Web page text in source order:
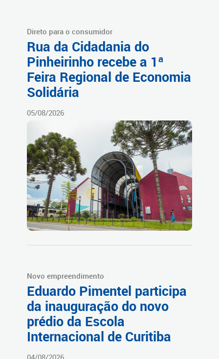
Direto para o consumidor
Rua da Cidadania do
Pinheirinho recebe a 1ª
Feira Regional de Economia
Solidária
05/08/2026
Novo empreendimento
Eduardo Pimentel participa
da inauguração do novo
prédio da Escola
Internacional de Curitiba
04/08/2026